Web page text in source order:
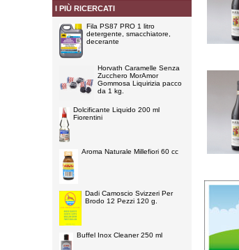
I PIÙ RICERCATI
Fila PS87 PRO 1 litro
detergente, smacchiatore,
decerante
Horvath Caramelle Senza
Zucchero MorAmor
Gommosa Liquirizia pacco
da 1 kg.
Dolcificante Liquido 200 ml
Fiorentini
Aroma Naturale Millefiori 60 cc
Dadi Camoscio Svizzeri Per
Brodo 12 Pezzi 120 g.
Buffel Inox Cleaner 250 ml